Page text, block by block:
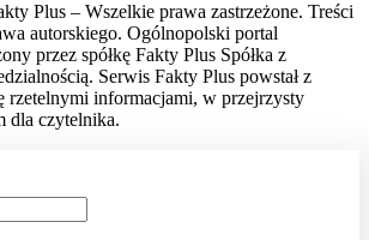
Plus – Wszelkie prawa zastrzeżone. Treści
autorskiego. Ogólnopolski portal
przez spółkę Fakty Plus Spółka z
Serwis Fakty Plus powstał z
rzetelnymi informacjami, w przejrzysty
dla czytelnika.